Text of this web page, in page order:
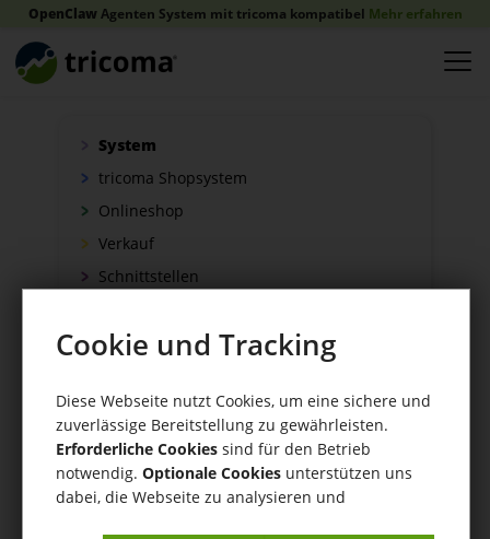
OpenClawAgenten System mit tricoma kompatibel Mehr erfahren
System
tricoma Shopsystem
Onlineshop
Verkauf
Schnittstellen
Versand
CRM Tools
SDK Master
Cookie und Tracking
Diese Webseite nutzt Cookies, um eine sichere und
zuverlässige Bereitstellung zu gewährleisten.
Erforderliche Cookies sind für den Betrieb
notwendig. Optionale Cookies unterstützen uns
dabei, die Webseite zu analysieren und